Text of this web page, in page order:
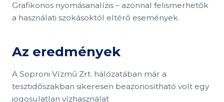
Grafikonos nyomásanalízis – azonnal felismerhetők
a használati szokásoktól eltérő események.
Az eredmények
A Soproni Vízmű Zrt. hálózatában már a
tesztidőszakban sikeresen beazonosítható volt egy
jogosulatlan vízhasználat